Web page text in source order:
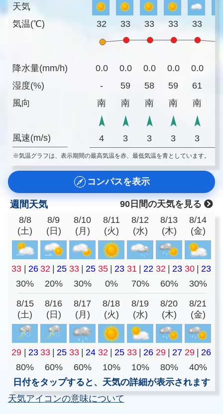
天気
気温(℃)
降水量(mm/h)
湿度(%)
風向
風速(m/s)
32 33 33 33 33
0.0 0.0 0.0 0.0 0.0
-
59 58 59 61
南
南 南 南 南
4 3 3 3 3
※気温グラフは、表示期間の最高気温を赤、最低気温を青としています。
コンパスを表示
週間天気
90日間の天気を見る
8/8
(土)
8/9
(日)
8/10
(月)
8/11
(火)
8/12
(水)
8/13
(木)
8/14
(金)
33 | 26 32 | 25 33 | 25 35 | 23 31 | 22 32 | 23 30 | 23
30%
20% 30% 0% 70% 60% 30%
8/15
(土)
8/16
(日)
8/17
(月)
8/18
(火)
8/19
(水)
8/20
(木)
8/21
(金)
29 | 23 33 | 25 33 | 24 32 | 25 33 | 26 29 | 27 29 | 26
80%
60% 60% 10% 10% 80%
40%
日付をタップすると、天気の詳細が表示されます
天気アイコンの意味について